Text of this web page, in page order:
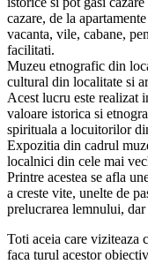
cazare, de la
vacanta, vile, cabane,
facilitati.
Muzeu etnografic din
cultural din localitate si
Acest lucru este realizat
valoare istorica si
spirituala a locuitorilor
Expozitia din cadrul
localnici din cele mai
Printre acestea se afla
a creste vite, unelte de
prelucrarea lemnului,
Toti aceia care viziteaza
faca turul acestor